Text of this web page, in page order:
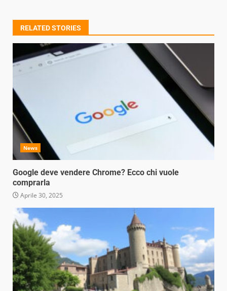
RELATED STORIES
News
Google deve vendere Chrome? Ecco chi vuole
comprarla
Aprile 30, 2025